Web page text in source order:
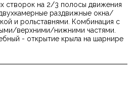
створок на 2/3 полосы движения
раздвижные окна/
и рольставнями. Комбинация с
верхними/нижними частями.
- открытие крыла на шарнире